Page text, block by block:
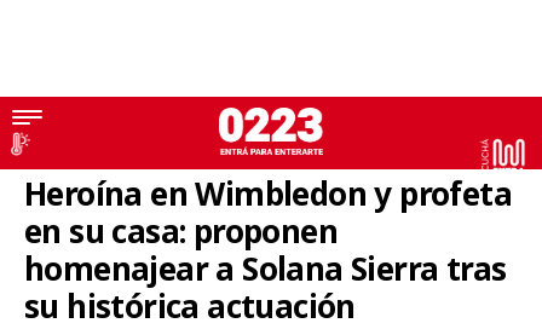
Concejo Deliberante
Heroína en Wimbledon y profeta
en su casa: proponen
homenajear a Solana Sierra tras
su histórica actuación